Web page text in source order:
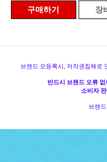
구매하기 장
브랜드 오등록시, 저작권침해로
반드시 브랜드 오류
소비자
브랜